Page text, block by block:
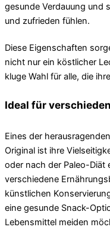
gesunde Verdauung und
und zufrieden fühlen.
Diese Eigenschaften
nicht nur ein köstlicher
kluge Wahl für alle, die
Ideal für
Eines der
Original ist ihre
oder nach der Paleo-Diät
verschiedene
künstlichen
eine gesunde Snack-
Lebensmittel meiden